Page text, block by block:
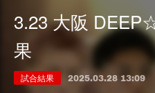
3.23 大阪
果
試合結果 2025.03.28 13:09